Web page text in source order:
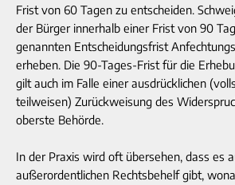
Frist von 60 Tagen zu entscheiden.
der Bürger innerhalb einer Frist von 90
genannten Entscheidungsfrist
erheben. Die 90-Tages-Frist für die
gilt auch im Falle einer ausdrücklichen
teilweisen) Zurückweisung des
oberste Behörde.
In der Praxis wird oft übersehen, dass es
außerordentlichen Rechtsbehelf gibt,